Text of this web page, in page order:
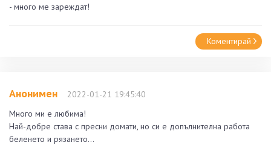
- много ме зареждат!
Коментирай
Анонимен
2022-01-21 19:45:40
Много ми е любима!
Най-добре става с пресни домати, но си е допълнителна работа
беленето и рязането…